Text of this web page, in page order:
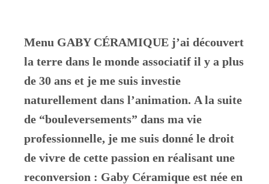
Menu GABY CÉRAMIQUE j’ai découvert
la terre dans le monde associatif il y a plus
de 30 ans et je me suis investie
naturellement dans l’animation. A la suite
de “bouleversements” dans ma vie
professionnelle, je me suis donné le droit
de vivre de cette passion en réalisant une
reconversion : Gaby Céramique est née en